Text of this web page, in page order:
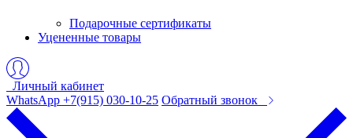
Подарочные сертификаты
Уцененные товары
Личный кабинет
WhatsApp +7(915) 030-10-25 Обратный звонок